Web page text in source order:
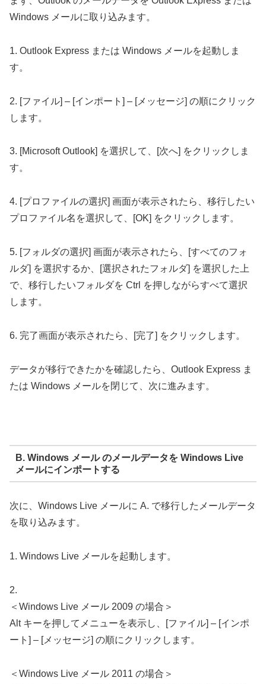
Windows メールに取り込みます。
1. Outlook Express または Windows メールを起動しま
す。
2. [ファイル] – [インポート] – [メッセージ] の順にクリック
します。
3. [Microsoft Outlook] を選択して、[次へ] をクリックしま
す。
4. [プロファイルの選択] 画面が表示されたら、移行したい
プロファイル名を選択して、[OK] をクリックします。
5. [フォルダの選択] 画面が表示されたら、[すべてのフォ
ルダ] を選択するか、[選択されたフォルダ] を選択した上
で、移行したいフォルダを Ctrl を押しながらすべて選択
します。
6. 完了画面が表示されたら、[完了] をクリックします。
データが移行できたかを確認したら、Outlook Express ま
たは Windows メールを閉じて、次に進みます。
B. Windows メール のメールデータを Windows Live
メールにインポートする
次に、Windows Live メールに A. で移行したメールデータ
を取り込みます。
1. Windows Live メールを起動します。
2.
＜Windows Live メール 2009 の場合＞
Alt キーを押してメニューを表示し、[ファイル] – [インポ
ート] – [メッセージ] の順にクリックします。
＜Windows Live メール 2011 の場合＞